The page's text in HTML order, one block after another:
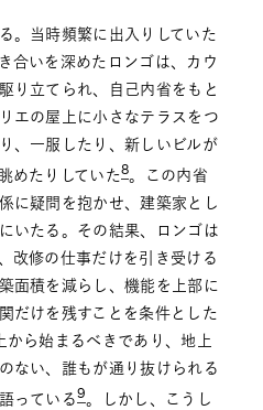
。当時頻繁に出入りしていた
合いを深めたロンゴは、カウ
り立てられ、自己内省をもと
エの屋上に小さなテラスをつ
、一服したり、新しいビルが
めたりしていた8。この内省
に疑問を抱かせ、建築家とし
いたる。その結果、ロンゴは
改修の仕事だけを引き受ける
面積を減らし、機能を上部に
だけを残すことを条件とした
ら始まるべきであり、地上
ない、誰もが通り抜けられる
っている9。しかし、こうし